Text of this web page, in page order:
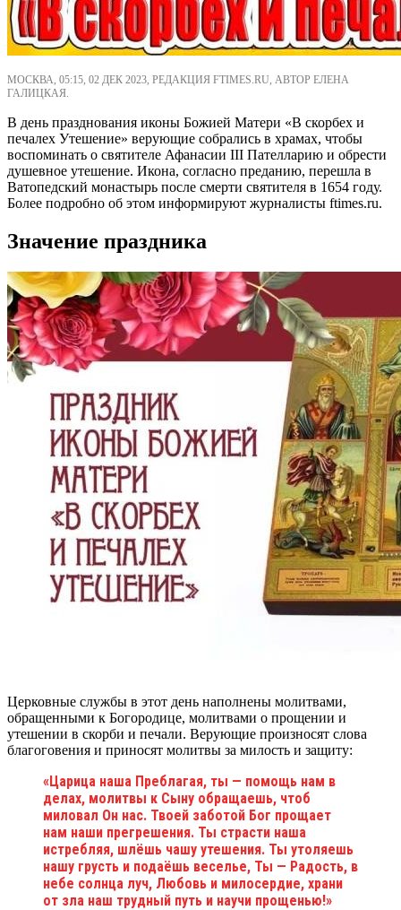
МОСКВА, 05:15, 02 ДЕК 2023, РЕДАКЦИЯ FTIMES.RU, АВТОР ЕЛЕНА
ГАЛИЦКАЯ.
В день празднования иконы Божией Матери «В скорбех и
печалех Утешение» верующие собрались в храмах, чтобы
воспоминать о святителе Афанасии III Пателларию и обрести
душевное утешение. Икона, согласно преданию, перешла в
Ватопедский монастырь после смерти святителя в 1654 году.
Более подробно об этом информируют журналисты ftimes.ru.
Значение праздника
Церковные службы в этот день наполнены молитвами,
обращенными к Богородице, молитвами о прощении и
утешении в скорби и печали. Верующие произносят слова
благоговения и приносят молитвы за милость и защиту:
«Царица наша Преблагая, ты — помощь нам в
делах, молитвы к Сыну обращаешь, чтоб
миловал Он нас. Твоей заботой Бог прощает
нам наши прегрешения. Ты страсти наша
истребляя, шлёшь чашу утешения. Ты утоляешь
нашу грусть и подаёшь веселье, Ты — Радость, в
небе солнца луч, Любовь и милосердие, храни
от зла наш трудный путь и научи прощенью!»